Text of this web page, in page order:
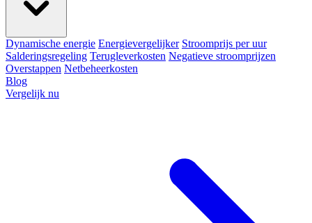
Dynamische energie Energievergelijker Stroomprijs per uur
Salderingsregeling Terugleverkosten Negatieve stroomprijzen
Overstappen Netbeheerkosten
Blog
Vergelijk nu